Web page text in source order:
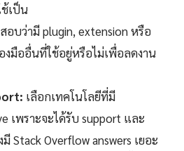
เป็น
อบว่ามี plugin, extension หรือ
งมืออื่นที่ใช้อยู่หรือไม่เพื่อลดงาน
เลือกเทคโนโลยีที่มี
เพราะจะได้รับ support และ
Stack Overflow answers เยอะ